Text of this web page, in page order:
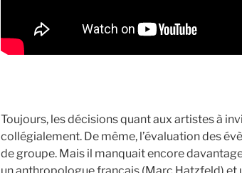
Toujours, les décisions quant aux artistes à
collégialement. De même, l’évaluation des
de groupe. Mais il manquait encore